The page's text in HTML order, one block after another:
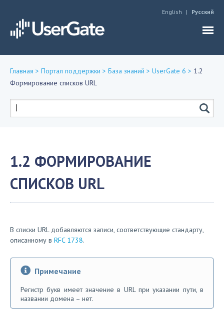
English Русский
Вы
здесь
Главная > Портал поддержки > База знаний > UserGate 6 > 1.2
Формирование списков URL
1.2 ФОРМИРОВАНИЕ
СПИСКОВ URL
В списки URL добавляются записи, соответствующие стандарту,
описанному в RFC 1738.
Примечание
Регистр букв имеет значение в URL при указании пути, в
названии домена – нет.